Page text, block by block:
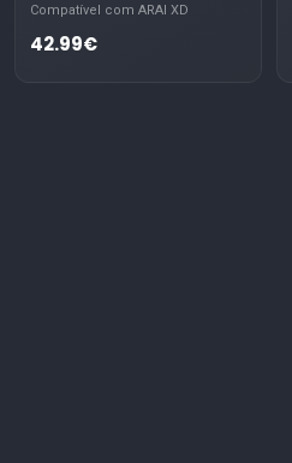
Compatível com ARAI XD
42.99€